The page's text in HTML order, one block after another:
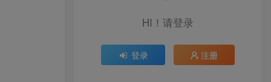
HI！请登录
登录 注册